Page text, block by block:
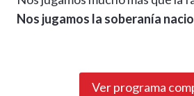
Nos jugamos la soberanía
Ver programa